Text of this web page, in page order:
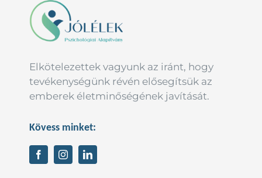
Elkötelezettek vagyunk az iránt, hogy
tevékenységünk révén elősegítsük az
emberek életminőségének javítását.
Kövess minket: